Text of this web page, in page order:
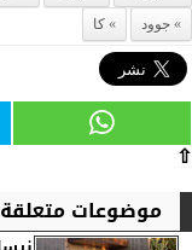
جوود
كا
⇧
موضوعات متعلقة